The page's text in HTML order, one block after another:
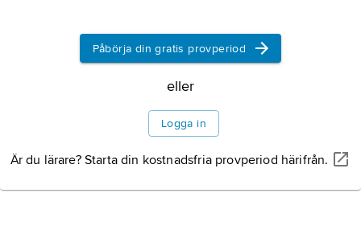
Påbörja din gratis provperiod
eller
Logga in
Är du lärare? Starta din kostnadsfria provperiod härifrån.